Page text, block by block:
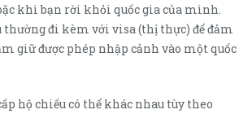
khi bạn rời khỏi quốc gia của mình.
thường đi kèm với visa (thị thực) để đảm
giữ được phép nhập cảnh vào một quốc
hộ chiếu có thể khác nhau tùy theo